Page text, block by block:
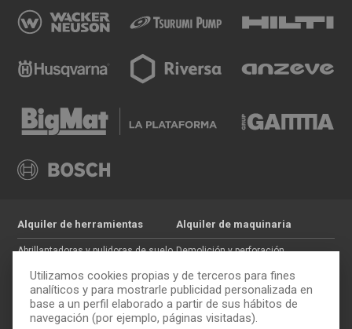
Alquiler de herramientas
Abrillantadoras y pulidoras de suelo
Tratamiento de maderas
Pintura y paredes
Electricidad
Alquiler de maquinaria
Demolición y perforación
Movimiento de tierras
Auxiliar de construcción
Trabajos en altura
Utilizamos cookies propias y de terceros para fines
analíticos y para mostrarle publicidad personalizada en
base a un perfil elaborado a partir de sus hábitos de
navegación (por ejemplo, páginas visitadas).